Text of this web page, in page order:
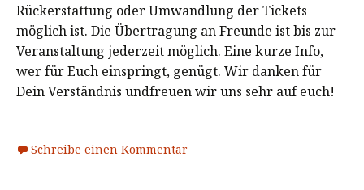
Rückerstattung oder Umwandlung der Tickets
möglich ist. Die Übertragung an Freunde ist bis zur
Veranstaltung jederzeit möglich. Eine kurze Info,
wer für Euch einspringt, genügt. Wir danken für
Dein Verständnis undfreuen wir uns sehr auf euch!
Schreibe einen Kommentar